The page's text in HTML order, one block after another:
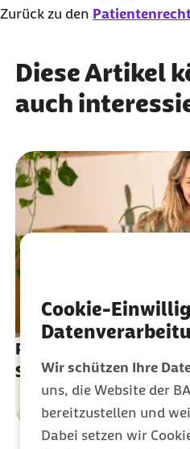
Cookie-
Wir schützen Ihre
uns, die Website der
bereitzustellen und
Dabei setzen wir
Zurück zu den
Diese Artikel
auch
Patientenwille - Ihr
Selbstbestimmung
Gesundheit